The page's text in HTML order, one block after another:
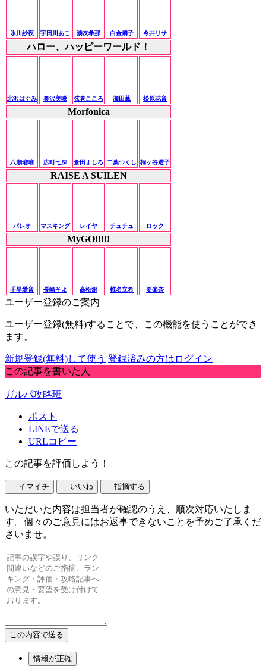
氷川紗夜 宇田川あこ 湊友希那 白金燐子 今井リサ
ハロー、ハッピーワールド！
北沢はぐみ 奥沢美咲 弦巻こころ 瀬田薫 松原花音
Morfonica
八潮瑠唯 広町七深 倉田ましろ 二葉つくし 桐ヶ谷透子
RAISE A SUILEN
パレオ マスキング レイヤ チュチュ ロック
MyGO!!!!!
千早愛音 長崎そよ 高松燈 椎名立希 要楽奈
ユーザー登録のご案内
ユーザー登録(無料)することで、この機能を使うことができ
ます。
新規登録(無料)して使う 登録済みの方はログイン
この記事を書いた人
ガルパ攻略班
ポスト
LINEで送る
URLコピー
この記事を評価しよう！
イマイチ いいね 指摘する
いただいた内容は担当者が確認のうえ、順次対応いたしま
す。個々のご意見にはお返事できないことを予めご了承くだ
さいませ。
情報が正確